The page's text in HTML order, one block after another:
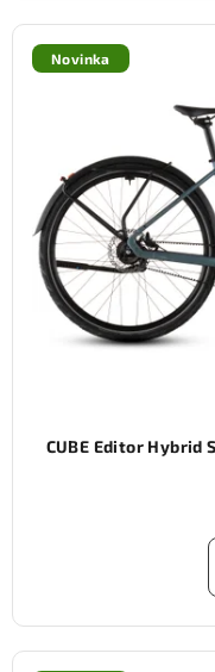
Novinka
CUBE Editor Hybrid